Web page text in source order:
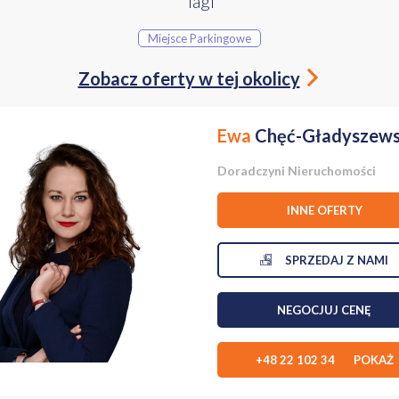
utwardzona
w zabudowie pod wymiar.
doświetlona dzięki dużym oknom balkonowym, które naturalnie
ok. 12 m².
również :
szerokie, wygodne schody, a znajdują się tam:
Miejsce Parkingowe
Zobacz oferty w tej okolicy
Ewa Chęć-
Doradczyni Nieruchomości
INNE OFERTY
SPRZEDAJ Z NAMI
NEGOCJUJ CENĘ
+48 22 102 34 POKAŻ